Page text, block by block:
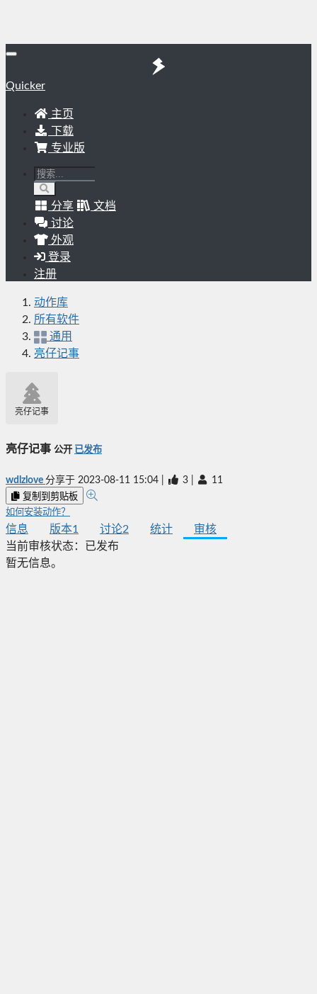
Quicker
主页
下载
专业版
分享
文档
讨论
外观
登录
注册
动作库
所有软件
通用
亮仔记事
亮仔记事
亮仔记事 公开 已发布
wdlzlove 分享于 2023-08-11 15:04 3 11
复制到剪贴板
如何安装动作？
信息 版本1 讨论2 统计
审核
当前审核状态：
已发布
暂无信息。